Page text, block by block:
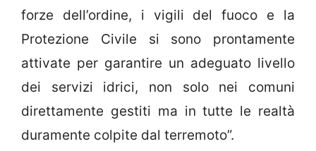
forze dell’ordine, i vigili del fuoco e la
Protezione Civile si sono prontamente
attivate per garantire un adeguato livello
dei servizi idrici, non solo nei comuni
direttamente gestiti ma in tutte le realtà
duramente colpite dal terremoto”.